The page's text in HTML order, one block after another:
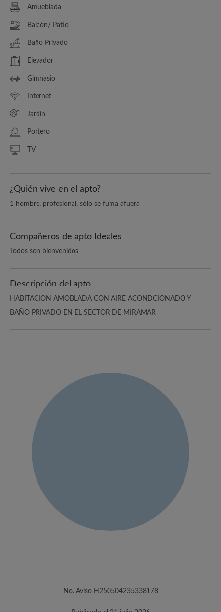
Amueblada
Balcón/ Patio
Baño Privado
Elevador
Gimnasio
Internet
Jardín
Portero
TV
¿Quién vive en el apto?
1 hombre, profesional, sólo se fuma afuera
Compañeros de apto Ideales
Todos son bienvenidos
Descripción del apto
HABITACION AMOBLADA CON AIRE ACONDCIONADO Y
BAÑO PRIVADO EN EL SECTOR DE MIRAMAR
No. Aviso H250504235338178